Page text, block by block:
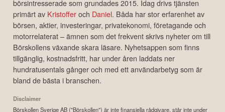
börsintresserade som grundades 2015. Idag drivs tjänsten
primärt av Kristofferoch Daniel. Båda har stor erfarenhet av
börsen, aktier, investeringar, privatekonomi, företagande och
motorrelaterat – ämnen som det frekvent skrivs nyheter om till
Börskollens växande skara läsare. Nyhetsappen som finns
tillgänglig, kostnadsfritt, har under åren laddats ner
hundratusentals gånger och med ett användarbetyg som är
bland de bästa i branschen.
Disclaimer
Börskollen Sverige AB ("Börskollen") är inte finansiella rådgivare, står inte under